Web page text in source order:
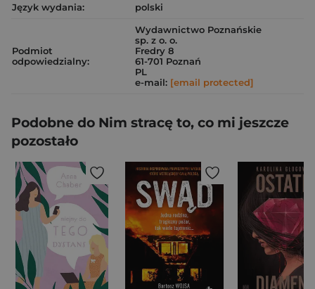
Język wydania:
polski
Podmiot
odpowiedzialny:
Wydawnictwo Poznańskie
sp. z o. o.
Fredry 8
61-701 Poznań
PL
e-mail: [email protected]
Podobne do Nim stracę to, co mi jeszcze
pozostało